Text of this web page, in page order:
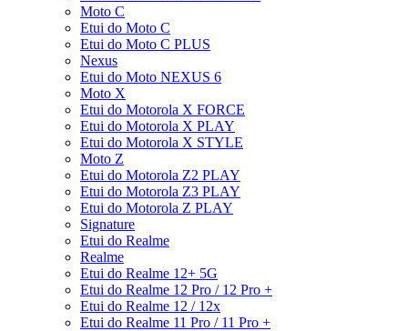
Moto C
Etui do Moto C
Etui do Moto C PLUS
Nexus
Etui do Moto NEXUS 6
Moto X
Etui do Motorola X FORCE
Etui do Motorola X PLAY
Etui do Motorola X STYLE
Moto Z
Etui do Motorola Z2 PLAY
Etui do Motorola Z3 PLAY
Etui do Motorola Z PLAY
Signature
Etui do Realme
Realme
Etui do Realme 12+ 5G
Etui do Realme 12 Pro / 12 Pro +
Etui do Realme 12 / 12x
Etui do Realme 11 Pro / 11 Pro +